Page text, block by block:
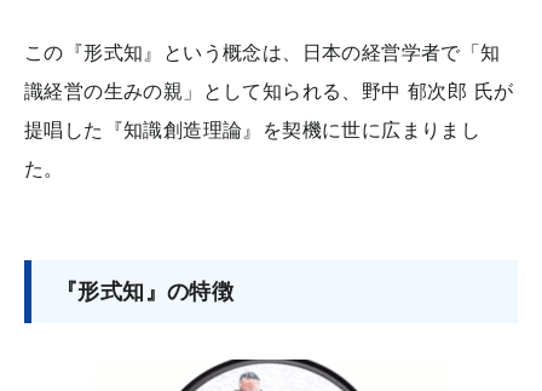
この『形式知』という概念は、日本の経営学者で「知
識経営の生みの親」として知られる、野中 郁次郎 氏が
提唱した『知識創造理論』を契機に世に広まりまし
た。
『形式知』の特徴